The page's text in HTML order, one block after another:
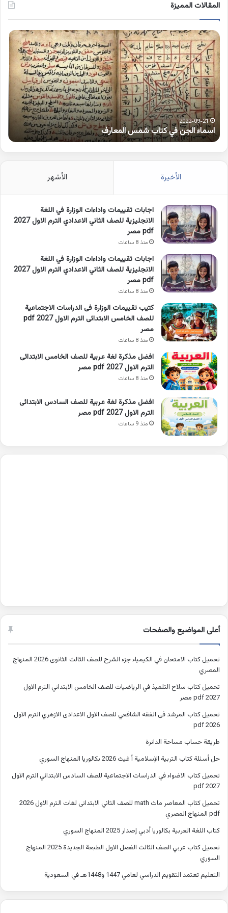
المقالات المميزة
اسماء
الجن
في
كتاب
شمس
المعارف
2022-09-21
اسماء الجن في كتاب شمس المعارف
الأخيرة الأشهر
اجابات تقييمات واداءات الوزارة في اللغة
الانجليزية للصف الثاني الاعدادي الترم الاول 2027
pdf مصر
منذ 8 ساعات
اجابات تقييمات واداءات الوزارة في اللغة
الانجليزية للصف الثاني الاعدادي الترم الاول 2027
pdf مصر
منذ 8 ساعات
كتيب تقييمات الوزارة فى الدراسات الاجتماعية
للصف الخامس الابتدائى الترم الاول 2027 pdf
مصر
منذ 8 ساعات
افضل مذكرة لغة عربية للصف الخامس الابتدائى
الترم الاول 2027 pdf مصر
منذ 8 ساعات
افضل مذكرة لغة عربية للصف السادس الابتدائى
الترم الاول 2027 pdf مصر
منذ 9 ساعات
أعلى المواضيع والصفحات
تحميل كتاب الامتحان في الكيمياء جزء الشرح للصف الثالث الثانوى 2026 المنهاج
المصري
تحميل كتاب سلاح التلميذ في الرياضيات للصف الخامس الابتدائي الترم الاول
2027 pdf مصر
تحميل كتاب المرشد فى الفقه الشافعي للصف الاول الاعدادى الازهري الترم الاول
2026 pdf
طريقة حساب مساحة الدائرة
حل أسئلة كتاب التربية الإسلامية أ غيث 2026 بكالوريا المنهاج السوري
تحميل كتاب الاضواء في الدراسات الاجتماعية للصف السادس الابتدائي الترم الاول
2027 pdf
تحميل كتاب المعاصر ماث math للصف الثاني الابتدائى لغات الترم الاول 2026
pdf المنهاج المصري
كتاب اللغة العربية بكالوريا أدبي إصدار 2025 المنهاج السوري
تحميل كتاب عربي الصف الثالث الفصل الاول الطبعة الجديدة 2025 المنهاج
السوري
التعليم تعتمد التقويم الدراسي لعامي 1447 و1448هـ في السعودية